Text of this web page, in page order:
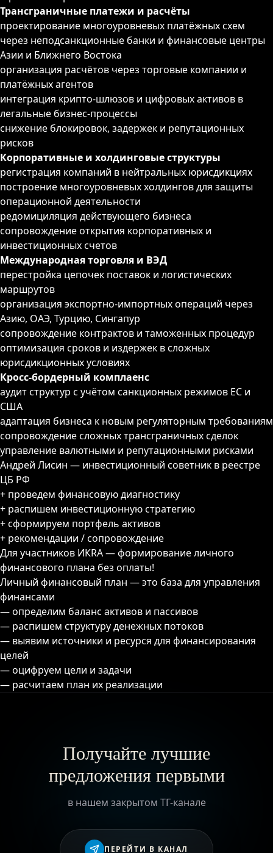
Трансграничные платежи и расчёты
проектирование многоуровневых платёжных схем
через неподсанкционные банки и финансовые центры
Азии и Ближнего Востока
организация расчётов через торговые компании и
платёжных агентов
интеграция крипто-шлюзов и цифровых активов в
легальные бизнес-процессы
снижение блокировок, задержек и репутационных
рисков
Корпоративные и холдинговые структуры
регистрация компаний в нейтральных юрисдикциях
построение многоуровневых холдингов для защиты
операционной деятельности
редомициляция действующего бизнеса
сопровождение открытия корпоративных и
инвестиционных счетов
Международная торговля и ВЭД
перестройка цепочек поставок и логистических
маршрутов
организация экспортно-импортных операций через
Азию, ОАЭ, Турцию, Сингапур
сопровождение контрактов и таможенных процедур
оптимизация сроков и издержек в сложных
юрисдикционных условиях
Кросс-бордерный комплаенс
аудит структур с учётом санкционных режимов ЕС и
США
адаптация бизнеса к новым регуляторным требованиям
сопровождение сложных трансграничных сделок
управление валютными и репутационными рисками
Андрей Лисин — инвестиционный советник в реестре
ЦБ РФ
+ проведем финансовую диагностику
+ распишем инвестиционную стратегию
+ сформируем портфель активов
+ рекомендации / сопровождение
Для участников ИКRA — формирование личного
финансового плана без оплаты!
Личный финансовый план — это база для управления
финансами
— определим баланс активов и пассивов
— распишем структуру денежных потоков
— выявим источники и ресурся для финансирования
целей
— оцифруем цели и задачи
— расчитаем план их реализации
Получайте лучшие
предложения первыми
в нашем закрытом ТГ-канале
ПЕРЕЙТИ В КАНАЛ